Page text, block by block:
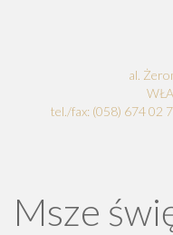
al.
tel./fax: (058) 674 02
Msze